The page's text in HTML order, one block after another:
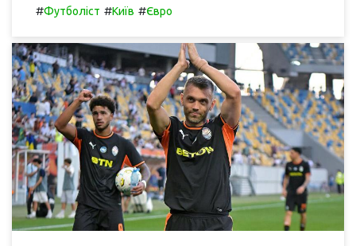
#Футболіст #Київ #Євро